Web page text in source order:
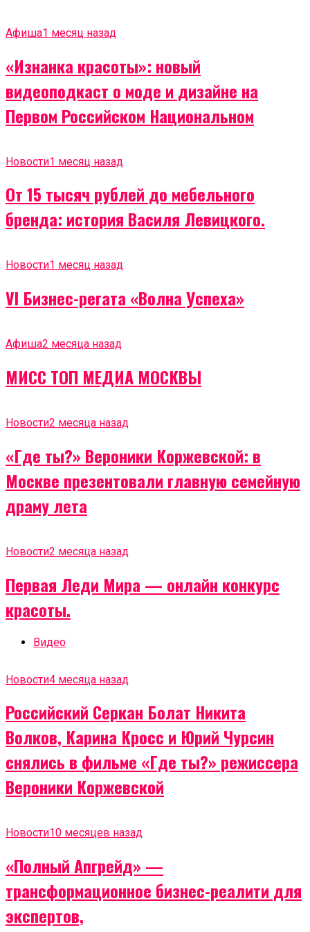
Афиша1 месяц назад
«Изнанка красоты»: новый
видеоподкаст о моде и дизайне на
Первом Российском Национальном
Новости1 месяц назад
От 15 тысяч рублей до мебельного
бренда: история Василя Левицкого.
Новости1 месяц назад
VI Бизнес-регата «Волна Успеха»
Афиша2 месяца назад
МИСС ТОП МЕДИА МОСКВЫ
Новости2 месяца назад
«Где ты?» Вероники Коржевской: в
Москве презентовали главную семейную
драму лета
Новости2 месяца назад
Первая Леди Мира — онлайн конкурс
красоты.
Видео
Новости4 месяца назад
Российский Серкан Болат Никита
Волков, Карина Кросс и Юрий Чурсин
снялись в фильме «Где ты?» режиссера
Вероники Коржевской
Новости10 месяцев назад
«Полный Апгрейд» —
трансформационное бизнес-реалити для
экспертов,